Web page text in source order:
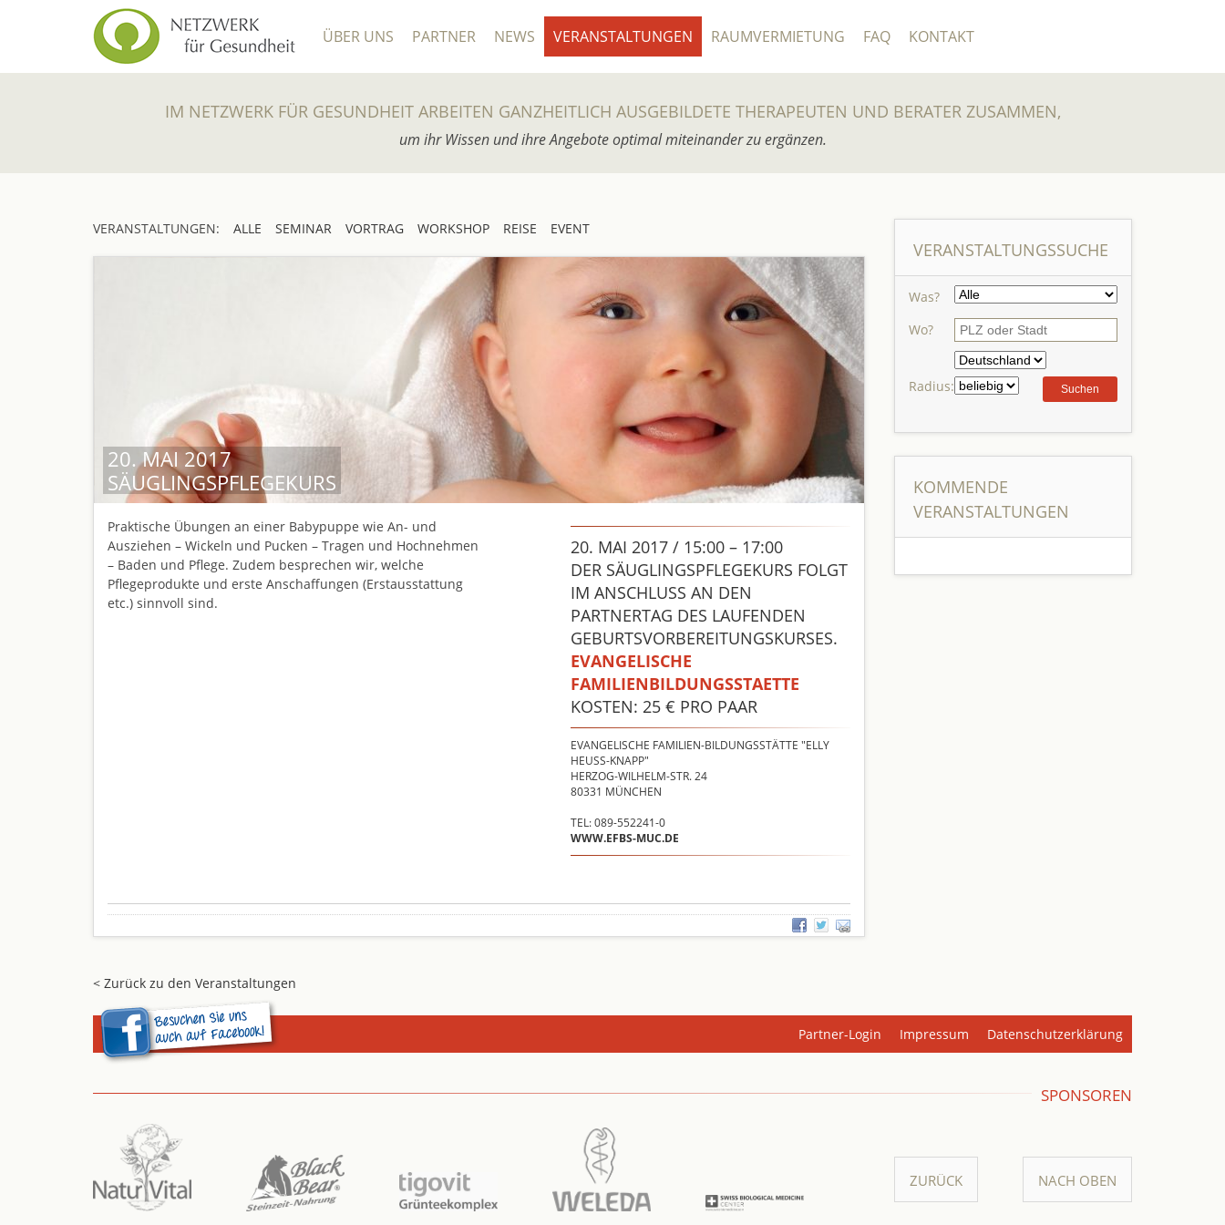
ÜBER UNS PARTNER NEWS VERANSTALTUNGEN RAUMVERMIETUNG FAQ KONTAKT
IM NETZWERK FÜR GESUNDHEIT ARBEITEN GANZHEITLICH AUSGEBILDETE THERAPEUTEN UND BERATER ZUSAMMEN,
um ihr Wissen und ihre Angebote optimal miteinander zu ergänzen.
VERANSTALTUNGEN: ALLE SEMINAR VORTRAG WORKSHOP REISE EVENT
20. MAI 2017
SÄUGLINGSPFLEGEKURS
20. MAI 2017 / 15:00 – 17:00
DER SÄUGLINGSPFLEGEKURS FOLGT
IM ANSCHLUSS AN DEN
PARTNERTAG DES LAUFENDEN
GEBURTSVORBEREITUNGSKURSES.
EVANGELISCHE
FAMILIENBILDUNGSSTAETTE
KOSTEN: 25 € PRO PAAR
EVANGELISCHE FAMILIEN-BILDUNGSSTÄTTE "ELLY
HEUSS-KNAPP"
HERZOG-WILHELM-STR. 24
80331 MÜNCHEN
TEL: 089-552241-0
WWW.EFBS-MUC.DE
Praktische Übungen an einer Babypuppe wie An- und
Ausziehen – Wickeln und Pucken – Tragen und Hochnehmen
– Baden und Pflege. Zudem besprechen wir, welche
Pflegeprodukte und erste Anschaffungen (Erstausstattung
etc.) sinnvoll sind.
< Zurück zu den Veranstaltungen
VERANSTALTUNGSSUCHE
Was?
Wo?
Radius:
KOMMENDE
VERANSTALTUNGEN
NACH OBEN
ZURÜCK
Partner-Login Impressum Datenschutzerklärung
SPONSOREN